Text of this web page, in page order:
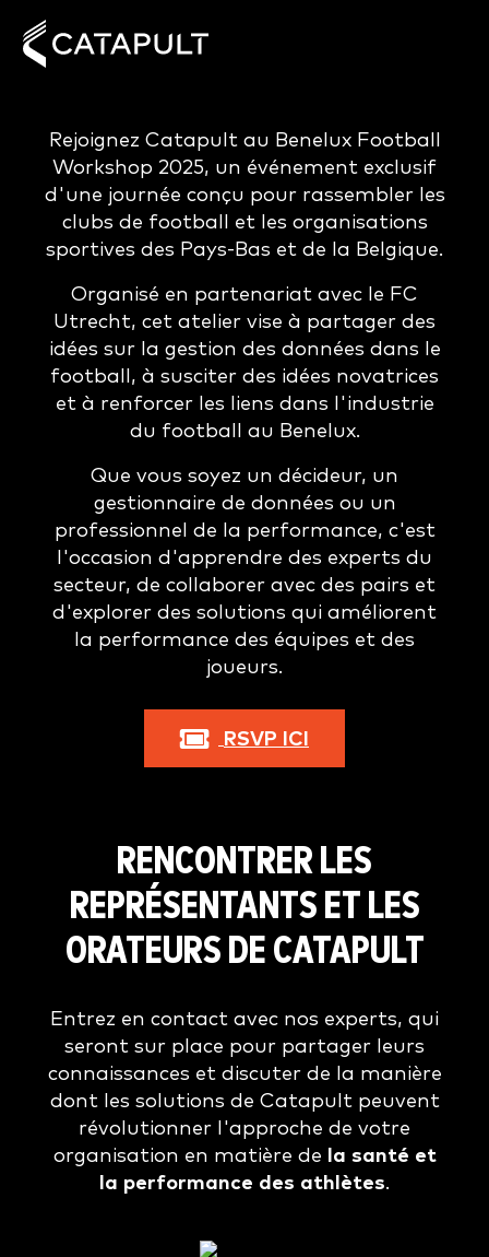
Rejoignez Catapult au Benelux Football
Workshop 2025, un événement exclusif
d'une journée conçu pour rassembler les
clubs de football et les organisations
sportives des Pays-Bas et de la Belgique.
Organisé en partenariat avec le FC
Utrecht, cet atelier vise à partager des
idées sur la gestion des données dans le
football, à susciter des idées novatrices
et à renforcer les liens dans l'industrie
du football au Benelux.
Que vous soyez un décideur, un
gestionnaire de données ou un
professionnel de la performance, c'est
l'occasion d'apprendre des experts du
secteur, de collaborer avec des pairs et
d'explorer des solutions qui améliorent
la performance des équipes et des
joueurs.
RSVP ICI
RENCONTRER LES
REPRÉSENTANTS ET LES
ORATEURS DE CATAPULT
Entrez en contact avec nos experts, qui
seront sur place pour partager leurs
connaissances et discuter de la manière
dont les solutions de Catapult peuvent
révolutionner l'approche de votre
organisation en matière de
la santé et
la performance des athlètes.